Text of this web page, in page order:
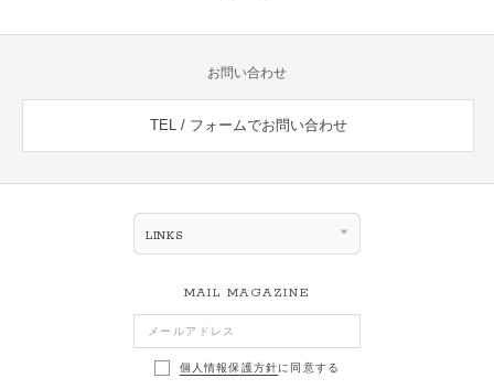
お問い合わせ
TEL / フォームでお問い合わせ
LINKS
MAIL MAGAZINE
個人情報保護方針に同意する